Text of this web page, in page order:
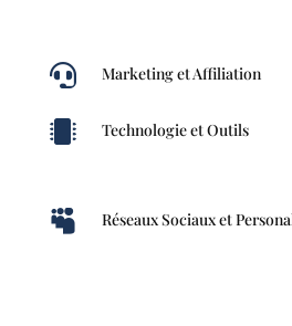
 Marketing et Affiliation
 Technologie et Outils
 Réseaux Sociaux et